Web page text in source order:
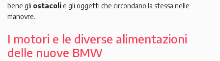
bene gli ostacolie gli oggetti che circondano la stessa nelle
manovre.
I motori e le diverse alimentazioni
delle nuove BMW